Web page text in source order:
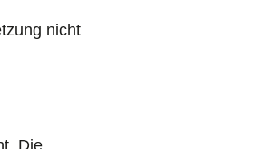
nicht
Die